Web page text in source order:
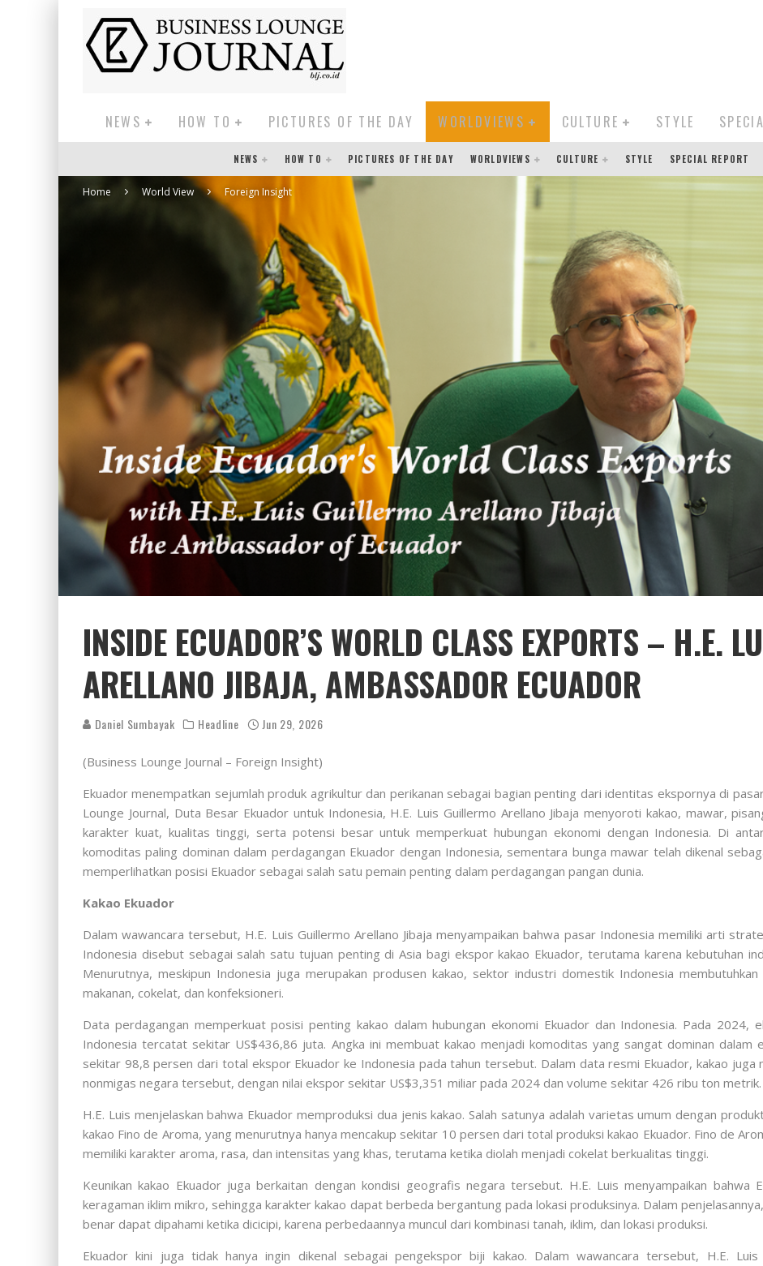
NEWS HOW TO PICTURES OF THE DAY WORLDVIEWS CULTURE STYLE
NEWS HOW TO PICTURES OF THE DAY WORLDVIEWS CULTURE STYLE SPECIAL REPORT
Home World View Foreign Insight
INSIDE ECUADOR’S WORLD CLASS EXPORTS – H.E.
ARELLANO JIBAJA, AMBASSADOR ECUADOR
Daniel Sumbayak Headline Jun 29, 2026
(Business Lounge Journal – Foreign Insight)
Ekuador menempatkan sejumlah produk agrikultur dan perikanan sebagai bagian penting dari identitas ekspornya di
Lounge Journal, Duta Besar Ekuador untuk Indonesia, H.E. Luis Guillermo Arellano Jibaja menyoroti kakao, mawar,
karakter kuat, kualitas tinggi, serta potensi besar untuk memperkuat hubungan ekonomi dengan Indonesia. Di
komoditas paling dominan dalam perdagangan Ekuador dengan Indonesia, sementara bunga mawar telah dikenal
memperlihatkan posisi Ekuador sebagai salah satu pemain penting dalam perdagangan pangan dunia.
Kakao Ekuador
Dalam wawancara tersebut, H.E. Luis Guillermo Arellano Jibaja menyampaikan bahwa pasar Indonesia memiliki arti
Indonesia disebut sebagai salah satu tujuan penting di Asia bagi ekspor kakao Ekuador, terutama karena kebutuhan
Menurutnya, meskipun Indonesia juga merupakan produsen kakao, sektor industri domestik Indonesia
makanan, cokelat, dan konfeksioneri.
Data perdagangan memperkuat posisi penting kakao dalam hubungan ekonomi Ekuador dan Indonesia. Pada 2024,
Indonesia tercatat sekitar US$436,86 juta. Angka ini membuat kakao menjadi komoditas yang sangat dominan dalam
sekitar 98,8 persen dari total ekspor Ekuador ke Indonesia pada tahun tersebut. Dalam data resmi Ekuador, kakao
nonmigas negara tersebut, dengan nilai ekspor sekitar US$3,351 miliar pada 2024 dan volume sekitar 426 ribu ton metrik.
H.E. Luis menjelaskan bahwa Ekuador memproduksi dua jenis kakao. Salah satunya adalah varietas umum dengan
kakao Fino de Aroma, yang menurutnya hanya mencakup sekitar 10 persen dari total produksi kakao Ekuador. Fino de
memiliki karakter aroma, rasa, dan intensitas yang khas, terutama ketika diolah menjadi cokelat berkualitas tinggi.
Keunikan kakao Ekuador juga berkaitan dengan kondisi geografis negara tersebut. H.E. Luis menyampaikan bahwa
keragaman iklim mikro, sehingga karakter kakao dapat berbeda bergantung pada lokasi produksinya. Dalam
benar dapat dipahami ketika dicicipi, karena perbedaannya muncul dari kombinasi tanah, iklim, dan lokasi produksi.
Ekuador kini juga tidak hanya ingin dikenal sebagai pengekspor biji kakao. Dalam wawancara tersebut, H.E. Luis